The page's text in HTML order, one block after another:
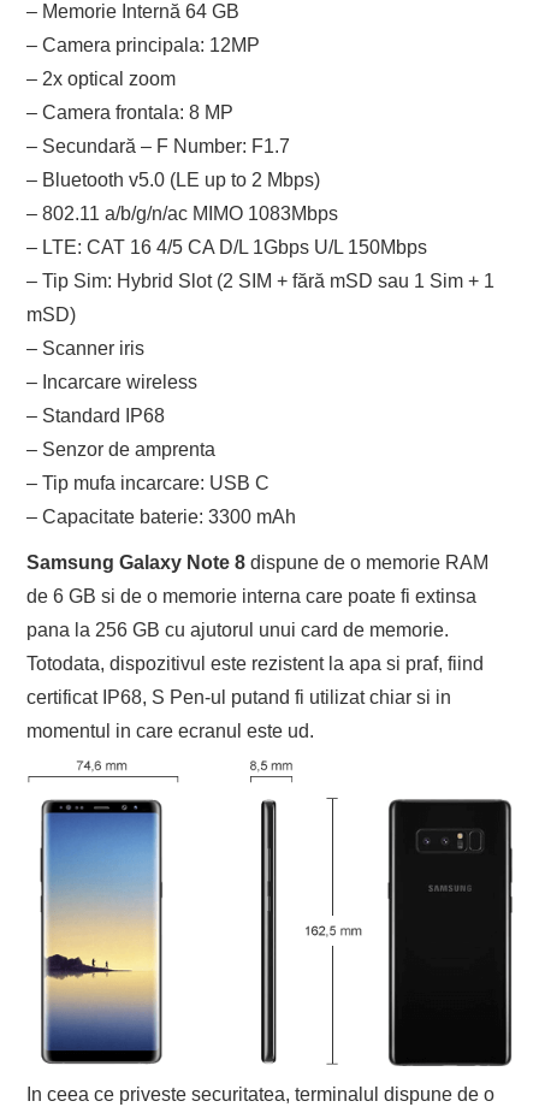
– Memorie Internă 64 GB
– Camera principala: 12MP
– 2x optical zoom
– Camera frontala: 8 MP
– Secundară – F Number: F1.7
– Bluetooth v5.0 (LE up to 2 Mbps)
– 802.11 a/b/g/n/ac MIMO 1083Mbps
– LTE: CAT 16 4/5 CA D/L 1Gbps U/L 150Mbps
– Tip Sim: Hybrid Slot (2 SIM + fără mSD sau 1 Sim + 1
mSD)
– Scanner iris
– Incarcare wireless
– Standard IP68
– Senzor de amprenta
– Tip mufa incarcare: USB C
– Capacitate baterie: 3300 mAh
Samsung Galaxy Note 8 dispune de o memorie RAM
de 6 GB si de o memorie interna care poate fi extinsa
pana la 256 GB cu ajutorul unui card de memorie.
Totodata, dispozitivul este rezistent la apa si praf, fiind
certificat IP68, S Pen-ul putand fi utilizat chiar si in
momentul in care ecranul este ud.
In ceea ce priveste securitatea, terminalul dispune de o